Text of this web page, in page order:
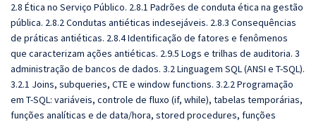
2.8 Ética no Serviço Público. 2.8.1 Padrões de conduta ética na gestão
pública. 2.8.2 Condutas antiéticas indesejáveis. 2.8.3 Consequências
de práticas antiéticas. 2.8.4 Identificação de fatores e fenômenos
que caracterizam ações antiéticas. 2.9.5 Logs e trilhas de auditoria. 3
administração de bancos de dados. 3.2 Linguagem SQL (ANSI e T-SQL).
3.2.1 Joins, subqueries, CTE e window functions. 3.2.2 Programação
em T-SQL: variáveis, controle de fluxo (if, while), tabelas temporárias,
funções analíticas e de data/hora, stored procedures, funções